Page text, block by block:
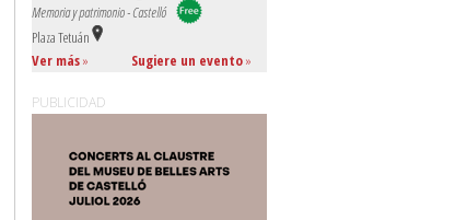
Memoria y patrimonio - Castelló
Plaza Tetuán
Ver más» Sugiere un evento»
PUBLICIDAD